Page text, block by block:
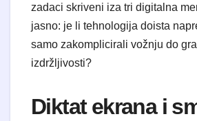
zadaci skriveni iza tri digitalna
jasno: je li tehnologija doista
samo zakomplicirali vožnju do
izdržljivosti?
​Diktat ekrana i